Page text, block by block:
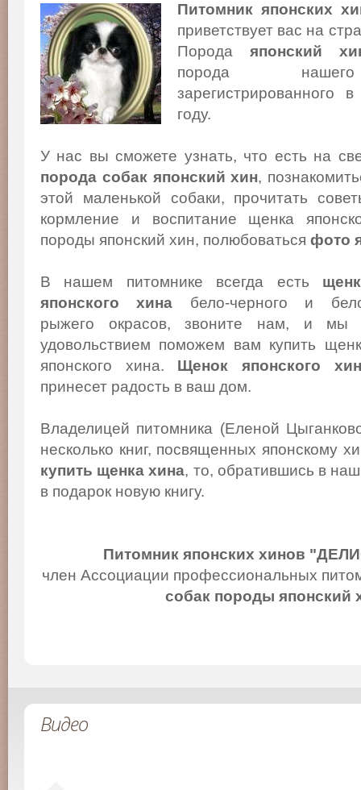
Питомник японских
приветствует вас на
Порода японский
порода
году.
У нас вы сможете узнать, что есть на
порода собак японский хин,
этой маленькой собаки, прочитать
кормление и воспитание щенка
породы японский хин, полюбоваться фото
В нашем питомнике всегда есть
японского хина бело-черного и
рыжего окрасов, звоните нам, и мы
удовольствием поможем вам купить
японского хина. Щенок японского
принесет радость в ваш дом.
Владелицей питомника (Еленой
несколько книг, посвященных японскому
купить щенка хина, то, обратившись в
в подарок новую книгу.
Питомник японских хинов
член Ассоциации профессиональных
собак породы японский
Видео